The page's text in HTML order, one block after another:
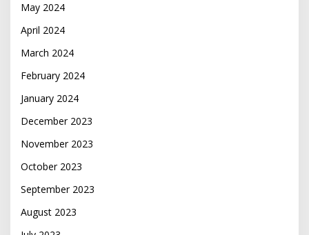
May 2024
April 2024
March 2024
February 2024
January 2024
December 2023
November 2023
October 2023
September 2023
August 2023